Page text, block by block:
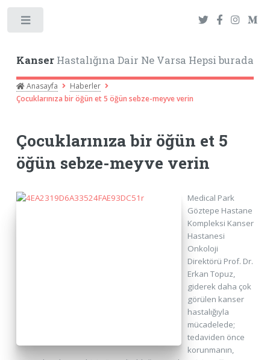
KanserHastalığına Dair Ne Varsa Hepsi burada
Anasayfa
Haberler
Çocuklarınıza bir öğün et 5 öğün sebze-meyve verin
Çocuklarınıza bir öğün et 5
öğün sebze-meyve verin
Medical Park
Göztepe Hastane
Kompleksi Kanser
Hastanesi
Onkoloji
Direktörü Prof. Dr.
Erkan Topuz,
giderek daha çok
görülen kanser
hastalığıyla
mücadelede;
tedaviden önce
korunmanın,